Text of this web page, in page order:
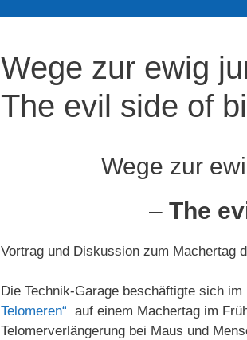
Wege zur ewig
The evil side of
Wege zur
– The
Vortrag und Diskussion zum Machertag
Die Technik-Garage beschäftigte sich im
Telomeren“ auf einem Machertag im
Telomerverlängerung bei Maus und